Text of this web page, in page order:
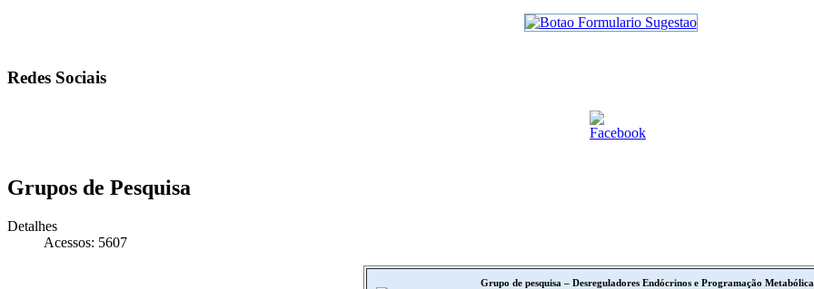
Redes Sociais
Grupos de Pesquisa
Detalhes
Acessos: 5607
Grupo de pesquisa – Desreguladores Endócrinos e Programação Metabólica